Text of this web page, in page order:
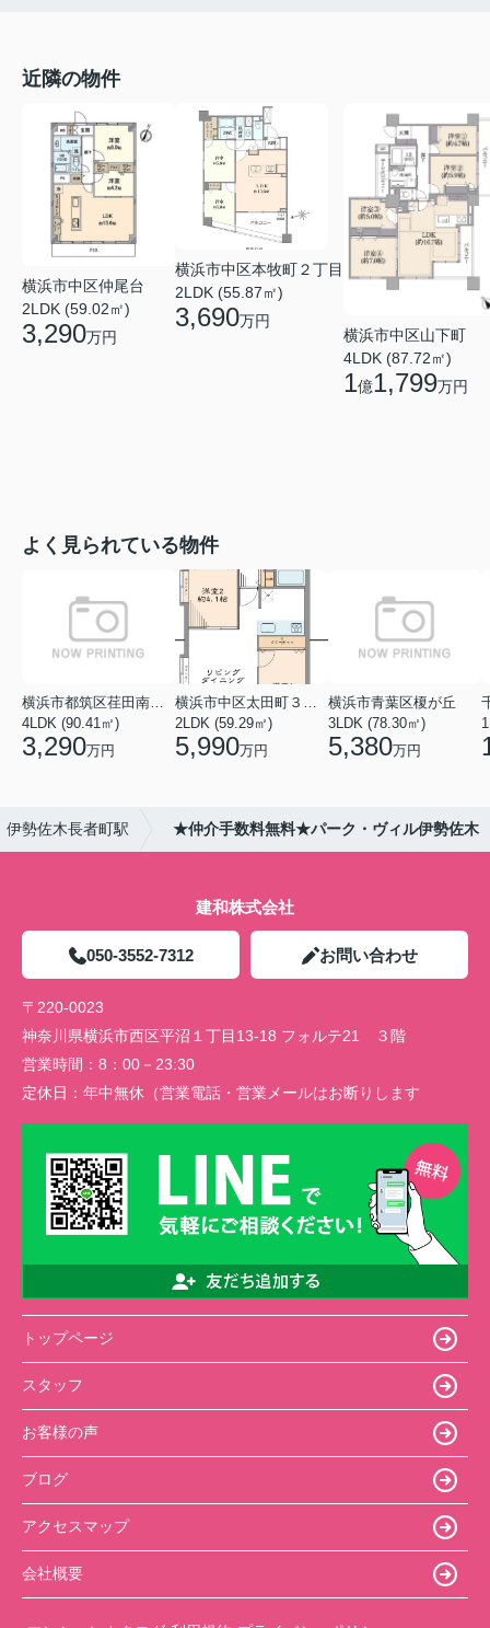
近隣の物件
横浜市中区仲尾台
2LDK (59.02㎡)
3,290万円
横浜市中区本牧町２丁目
2LDK (55.87㎡)
3,690万円
横浜市中区山下町
4LDK (87.72㎡)
1億1,799万円
よく見られている物件
4LDK (90.41㎡)
3,290万円
2LDK (59.29㎡)
5,990万円
横浜市青葉区榎が丘
3LDK (78.30㎡)
5,380万円
伊勢佐木長者町駅 ★仲介手数料無料★パーク・ヴィル伊勢佐木
建和株式会社
050-3552-7312 お問い合わせ
〒220-0023
神奈川県横浜市西区平沼１丁目13-18 フォルテ21 ３階
営業時間： 8：00－23:30
定休日： 年中無休（営業電話・営業メールはお断りします
トップページ
スタッフ
お客様の声
ブログ
アクセスマップ
会社概要